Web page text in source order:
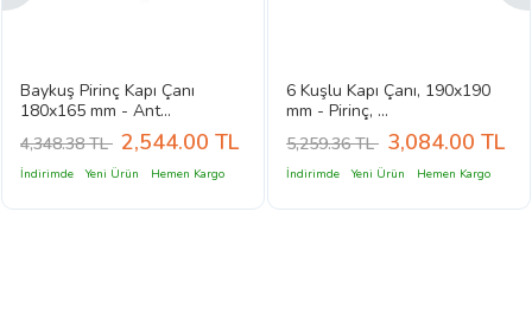
Baykuş Pirinç Kapı Çanı
180x165 mm - Ant...
4,348.38 TL 2,544.00 TL
İndirimde Yeni Ürün Hemen Kargo
6 Kuşlu Kapı Çanı, 190x190
mm - Pirinç, ...
5,259.36 TL 3,084.00 TL
İndirimde Yeni Ürün Hemen Kargo